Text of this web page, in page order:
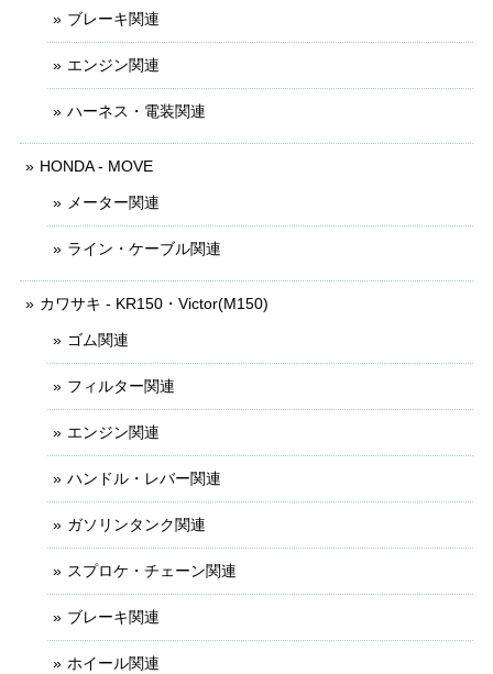
ブレーキ関連
エンジン関連
ハーネス・電装関連
HONDA - MOVE
メーター関連
ライン・ケーブル関連
カワサキ - KR150・Victor(M150)
ゴム関連
フィルター関連
エンジン関連
ハンドル・レバー関連
ガソリンタンク関連
スプロケ・チェーン関連
ブレーキ関連
ホイール関連